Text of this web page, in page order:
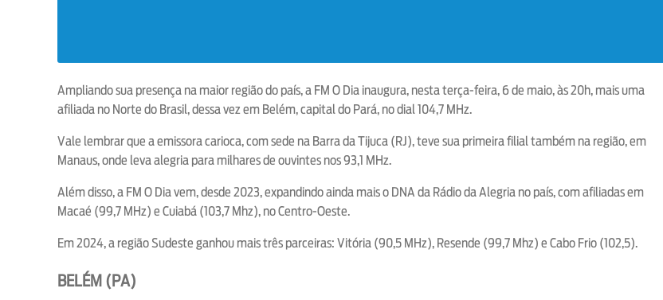
Ampliando sua presença na maior região do país, a FM O Dia inaugura, nesta terça-feira, 6 de maio, às 20h, mais uma
afiliada no Norte do Brasil, dessa vez em Belém, capital do Pará, no dial 104,7 MHz.
Vale lembrar que a emissora carioca, com sede na Barra da Tijuca (RJ), teve sua primeira filial também na região, em
Manaus, onde leva alegria para milhares de ouvintes nos 93,1 MHz.
Além disso, a FM O Dia vem, desde 2023, expandindo ainda mais o DNA da Rádio da Alegria no país, com afiliadas em
Macaé (99,7 MHz) e Cuiabá (103,7 Mhz), no Centro-Oeste.
Em 2024, a região Sudeste ganhou mais três parceiras: Vitória (90,5 MHz), Resende (99,7 Mhz) e Cabo Frio (102,5).
BELÉM (PA)